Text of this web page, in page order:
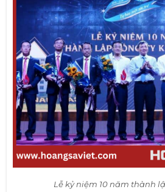
Lễ kỷ niệm 10 năm thành